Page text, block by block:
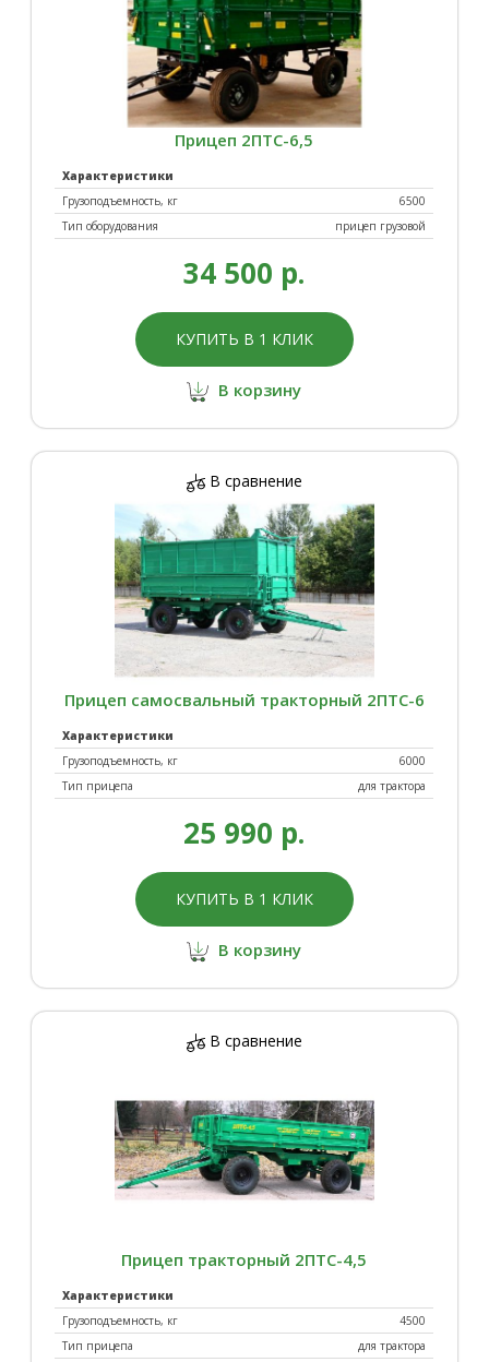
Прицеп 2ПТС-6,5
Характеристики
Грузоподъемность, кг
6500
Тип оборудования
прицеп грузовой
34 500 р.
КУПИТЬ В 1 КЛИК
В корзину
В сравнение
Прицеп самосвальный тракторный 2ПТС-6
Характеристики
Грузоподъемность, кг
6000
Тип прицепа
для трактора
25 990 р.
КУПИТЬ В 1 КЛИК
В корзину
В сравнение
Прицеп тракторный 2ПТС-4,5
Характеристики
Грузоподъемность, кг
4500
Тип прицепа
для трактора